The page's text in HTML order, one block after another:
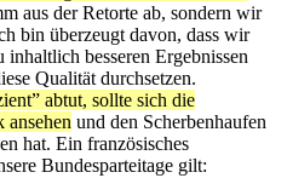
aus der Retorte ab, sondern wir
bin überzeugt davon, dass wir
besseren Ergebnissen
Qualität durchsetzen.
abtut, sollte sich die
ansehen und den Scherbenhaufen
hat. Ein französisches
Bundesparteitage gilt: